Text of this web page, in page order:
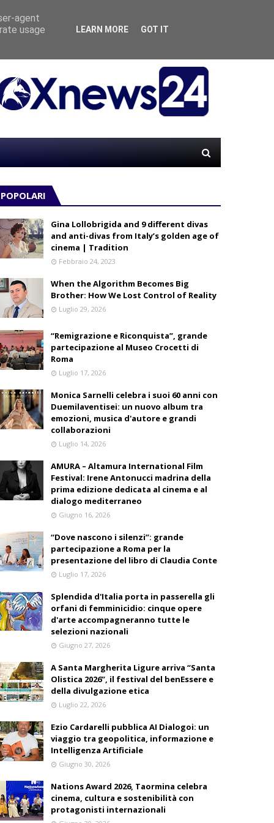
POPOLARI
Gina Lollobrigida and 9 different divas
and anti-divas from Italy’s golden age of
cinema | Tradition
Febbraio 24, 2023
When the Algorithm Becomes Big
Brother: How We Lost Control of Reality
Luglio 29, 2026
“Remigrazione e Riconquista”, grande
partecipazione al Museo Crocetti di
Roma
Luglio 17, 2026
Monica Sarnelli celebra i suoi 60 anni con
Duemilaventisei: un nuovo album tra
emozioni, musica d'autore e grandi
collaborazioni
Luglio 14, 2026
AMURA – Altamura International Film
Festival: Irene Antonucci madrina della
prima edizione dedicata al cinema e al
dialogo mediterraneo
Giugno 16, 2026
“Dove nascono i silenzi”: grande
partecipazione a Roma per la
presentazione del libro di Claudia Conte
Luglio 17, 2026
Splendida d'Italia porta in passerella gli
orfani di femminicidio: cinque opere
d'arte accompagneranno tutte le
selezioni nazionali
Giugno 27, 2026
A Santa Margherita Ligure arriva “Santa
Olistica 2026”, il festival del benEssere e
della divulgazione etica
Luglio 22, 2026
Ezio Cardarelli pubblica AI Dialogoi: un
viaggio tra geopolitica, informazione e
Intelligenza Artificiale
Giugno 30, 2026
Nations Award 2026, Taormina celebra
cinema, cultura e sostenibilità con
protagonisti internazionali
agent
usage
LEARN MORE GOT IT